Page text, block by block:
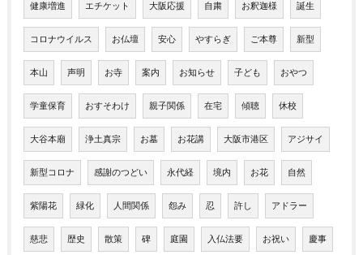
健康増進 エチケット 大阪応援 自粛 お釈迦様 誕生
コロナウイルス お仏壇 安心 やすらぎ ご本尊 新型
本山 声明 お寺 案内 お知らせ 子ども おやつ
学童保育 おすそわけ 親子関係 在宅 傾聴 休校
大谷本廟 浄土真宗 お墓 お花講 大阪市港区 アジサイ
新型コロナ 感謝のつどい 永代経 境内 お花 自然
紫陽花 緑化 人間関係 怨み 忍 許し アドラー
慈悲 歴史 散策 碑 庭園 入仏法要 お祝い 慶事